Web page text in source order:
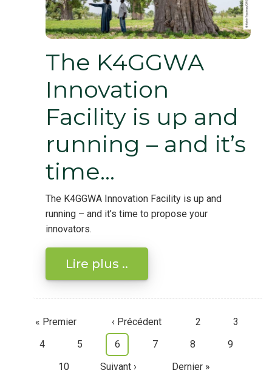
The K4GGWA
Innovation
Facility is up and
running – and it’s
time…
The K4GGWA Innovation Facility is up and
running – and it’s time to propose your
innovators.
Lire plus ..
Pagination
Première
page
« Premier
Page
précédente
‹ Précédent Page
2 Page
3
Page
4 Page
5
Page
courante
6 Page
7 Page
8 Page
9
Page
10
Page
Suivant ›
Dernière
Dernier »